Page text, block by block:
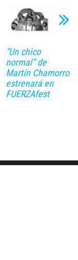
“Un chico
normal” de
Martín Chamorro
estrenará en
FUERZAfest